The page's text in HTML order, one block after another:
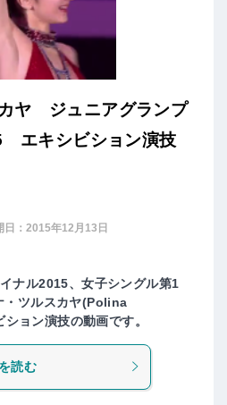
ヤ ジュニアグランプ
エキシビション演技
日： 2015年12月13日
ナル2015、女子シングル第1
・ツルスカヤ(Polina
ョン演技の動画です。
読む